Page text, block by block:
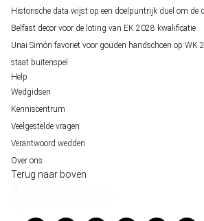
Historische data wijst op een doelpuntrijk duel om de
Belfast decor voor de loting van EK 2028 kwalificatie
Unai Simón favoriet voor gouden handschoen op WK
staat buitenspel
Help
Wedgidsen
Kenniscentrum
Veelgestelde vragen
Verantwoord wedden
Over ons
Terug naar boven